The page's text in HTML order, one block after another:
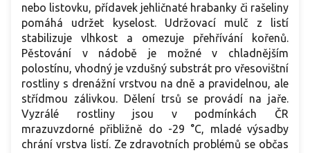
nebo listovku, přídavek jehličnaté hrabanky či rašeliny
pomáhá udržet kyselost. Udržovací mulč z listí
stabilizuje vlhkost a omezuje přehřívání kořenů.
Pěstování v nádobě je možné v chladnějším
polostínu, vhodný je vzdušný substrát pro vřesovištní
rostliny s drenážní vrstvou na dně a pravidelnou, ale
střídmou zálivkou. Dělení trsů se provádí na jaře.
Vyzrálé rostliny jsou v podmínkách ČR
mrazuvzdorné přibližně do -29 °C, mladé výsadby
chrání vrstva listí. Ze zdravotních problémů se občas